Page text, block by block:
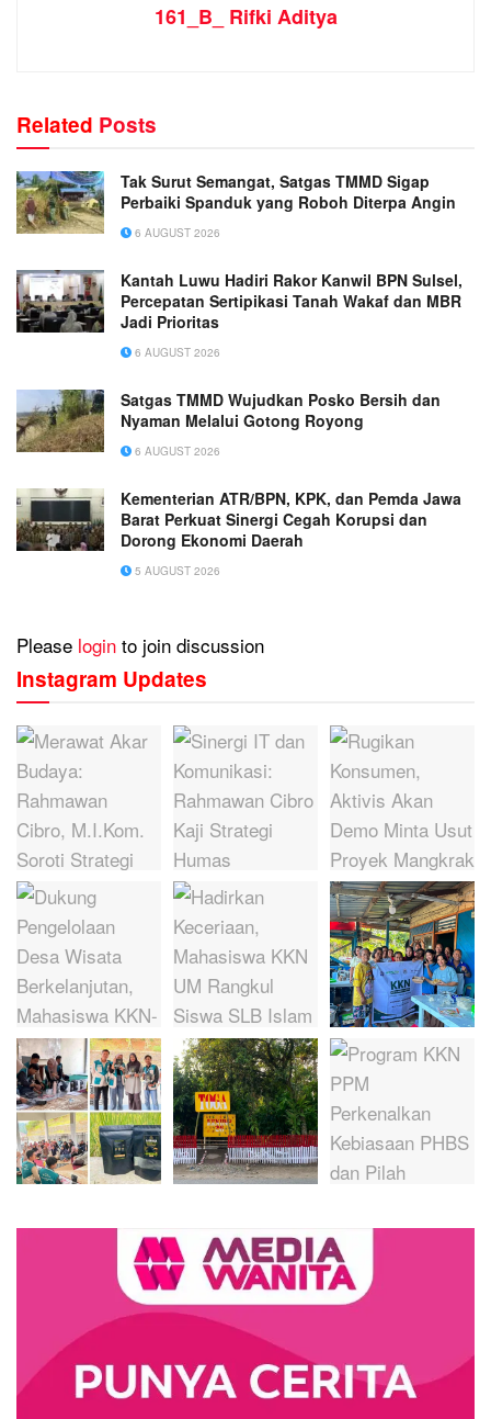
161_B_ Rifki Aditya
Related Posts
Tak Surut Semangat, Satgas TMMD Sigap
Perbaiki Spanduk yang Roboh Diterpa Angin
6 AUGUST 2026
Kantah Luwu Hadiri Rakor Kanwil BPN Sulsel,
Percepatan Sertipikasi Tanah Wakaf dan MBR
Jadi Prioritas
6 AUGUST 2026
Satgas TMMD Wujudkan Posko Bersih dan
Nyaman Melalui Gotong Royong
6 AUGUST 2026
Kementerian ATR/BPN, KPK, dan Pemda Jawa
Barat Perkuat Sinergi Cegah Korupsi dan
Dorong Ekonomi Daerah
5 AUGUST 2026
Please login to join discussion
Instagram Updates